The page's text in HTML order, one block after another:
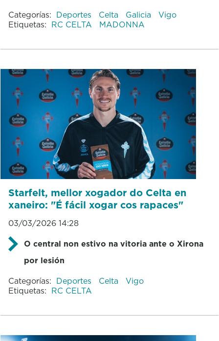
Categorías: Deportes Celta Galicia
Vigo
Etiquetas: RC CELTA MADONNA
Starfelt, mellor xogador do Celta en
xaneiro: "É fácil xogar cos rapaces"
03/03/2026 14:28
O central non estivo na vitoria ante o Xirona
por lesión
Categorías: Deportes Celta
Vigo
Etiquetas: RC CELTA